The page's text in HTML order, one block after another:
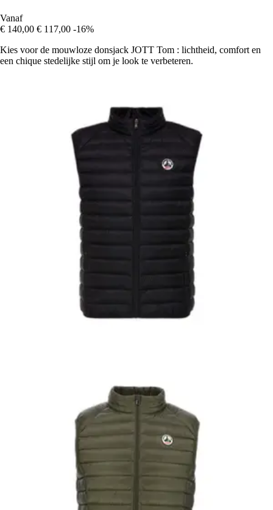
Vanaf
€ 140,00 € 117,00 -16%
Kies voor de mouwloze donsjack JOTT Tom : lichtheid, comfort en
een chique stedelijke stijl om je look te verbeteren.